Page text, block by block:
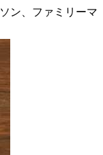
ン、ファミリーマ